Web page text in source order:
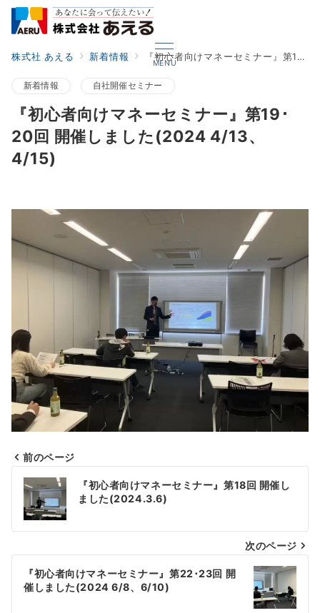
MENU
株式社 あえる 新着情報 『初心者向けマネーセミナー』第19･20回 開催しました(2024 4/13、4/15)
新着情報 自社開催セミナー
『初心者向けマネーセミナー』第19･
20回 開催しました(2024 4/13、
4/15)
投
ナ
ビ
ー
前のページ
『初心者向けマネーセミナー』第18回 開催し
ました(2024.3.6)
次のページ
『初心者向けマネーセミナー』第22･23回 開
催しました(2024 6/8、6/10)